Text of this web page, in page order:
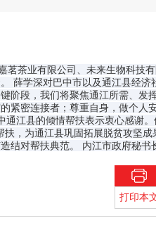
茗茶业有限公司、未来生物科技
薛学深对巴中市以及通江县经济
阶段，我们将聚焦通江所需、发
紧密连接者；尊重自身，做个人
通江县的倾情帮扶表示衷心感谢
，为通江县巩固拓展脱贫攻坚
结对帮扶典范。 内江市政府秘书
打印本